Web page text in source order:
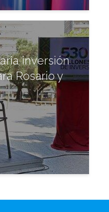
inversión
Rosario y